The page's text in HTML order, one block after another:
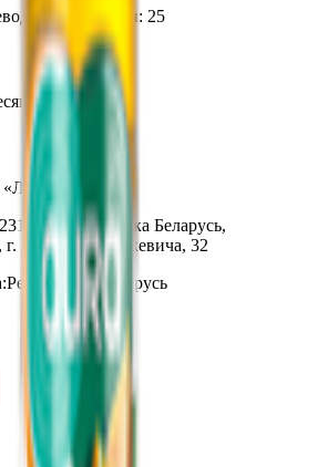
:6.6 Калории: 25
пиво»
231300, Республика Беларусь,
г. Лида, ул. Мицкевича, 32
Республика Беларусь